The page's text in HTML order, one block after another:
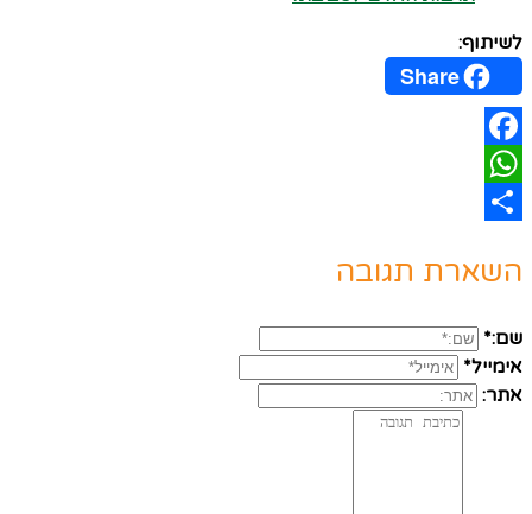
לשיתוף:
Share
Facebook
WhatsApp
השארת תגובה
שם:*
אימייל*
אתר: